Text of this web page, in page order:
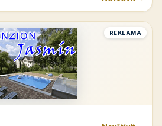
REKLAMA